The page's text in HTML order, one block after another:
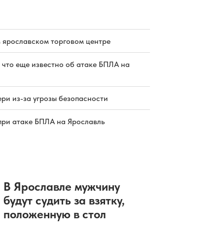
работать пять новых пожарных
артистичному козленку
Размахивавший пистолетом
ярославец задержан в продуктовом
магазине
торговом центре
еще известно об атаке БПЛА на
из-за угрозы безопасности
атаке БПЛА на Ярославль
В Ярославле мужчину
будут судить за взятку,
положенную в стол